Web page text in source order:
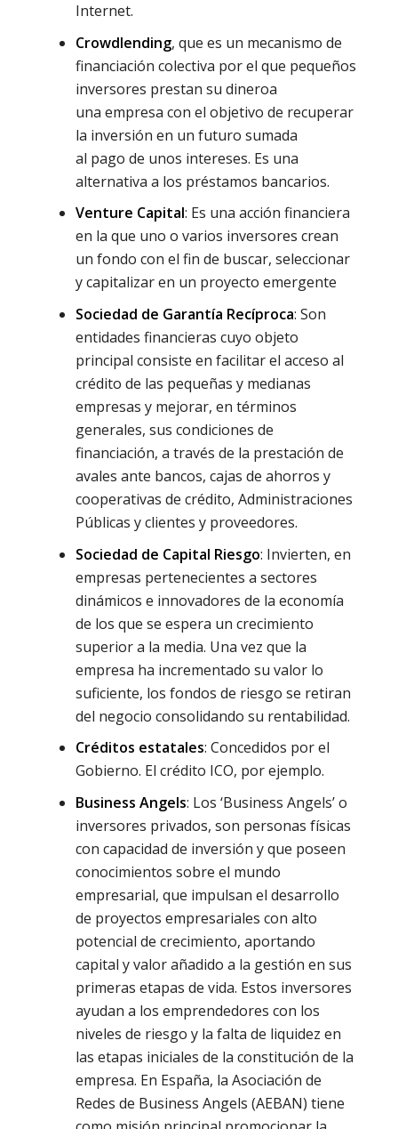
Internet.
Crowdlending, que es un mecanismo de
financiación colectiva por el que pequeños
inversores prestan su dineroa
una empresa con el objetivo de recuperar
la inversión en un futuro sumada
al pago de unos intereses. Es una
alternativa a los préstamos bancarios.
Venture Capital: Es una acción financiera
en la que uno o varios inversores crean
un fondo con el fin de buscar, seleccionar
y capitalizar en un proyecto emergente
Sociedad de Garantía Recíproca: Son
entidades financieras cuyo objeto
principal consiste en facilitar el acceso al
crédito de las pequeñas y medianas
empresas y mejorar, en términos
generales, sus condiciones de
financiación, a través de la prestación de
avales ante bancos, cajas de ahorros y
cooperativas de crédito, Administraciones
Públicas y clientes y proveedores.
Sociedad de Capital Riesgo: Invierten, en
empresas pertenecientes a sectores
dinámicos e innovadores de la economía
de los que se espera un crecimiento
superior a la media. Una vez que la
empresa ha incrementado su valor lo
suficiente, los fondos de riesgo se retiran
del negocio consolidando su rentabilidad.
Créditos estatales: Concedidos por el
Gobierno. El crédito ICO, por ejemplo.
Business Angels: Los ‘Business Angels’ o
inversores privados, son personas físicas
con capacidad de inversión y que poseen
conocimientos sobre el mundo
empresarial, que impulsan el desarrollo
de proyectos empresariales con alto
potencial de crecimiento, aportando
capital y valor añadido a la gestión en sus
primeras etapas de vida. Estos inversores
ayudan a los emprendedores con los
niveles de riesgo y la falta de liquidez en
las etapas iniciales de la constitución de la
empresa. En España, la Asociación de
Redes de Business Angels (AEBAN) tiene